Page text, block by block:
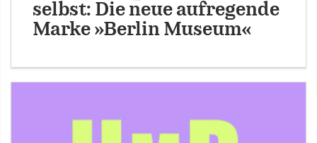
selbst: Die neue aufregende
Marke »Berlin Museum«